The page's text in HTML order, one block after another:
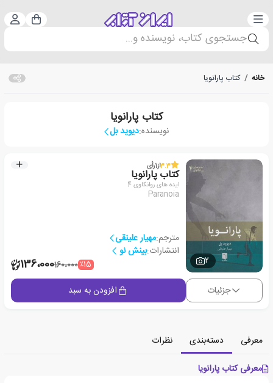
دسته‌بندی سبد
جستجوی کتاب، نویسنده و...
خانه / کتاب پارانویا
کتاب پارانویا
نویسنده:دیوید بل
2
3.3از1رأی
کتاب پارانویا
ایده های روانکاوی 4
Paranoia
مترجم:مهیار علینقی
انتشارات:بینش نو
٪15160،000136،000
جزئیات افزودن به سبد
معرفی دسته‌بندی
نظرات
معرفی کتاب پارانویا